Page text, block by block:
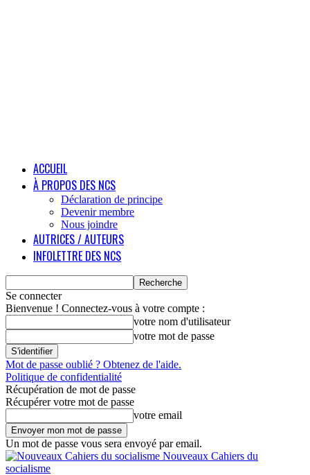
ACCUEIL
À PROPOS DES NCS
Déclaration de principe
Devenir membre
Nous joindre
AUTRICES / AUTEURS
INFOLETTRE DES NCS
Se connecter
Bienvenue ! Connectez-vous à votre compte :
votre nom d'utilisateur
votre mot de passe
Mot de passe oublié ? Obtenez de l'aide.
Politique de confidentialité
Récupération de mot de passe
Récupérer votre mot de passe
votre email
Un mot de passe vous sera envoyé par email.
Nouveaux Cahiers du
socialisme